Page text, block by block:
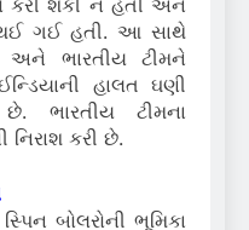
કરી શકી ન હતી અને
ગઈ હતી. આ સાથે
અને ભારતીય ટીમને
હાલત ઘણી
ભારતીય ટીમના
કરી છે.
બોલરોની ભૂમિકા